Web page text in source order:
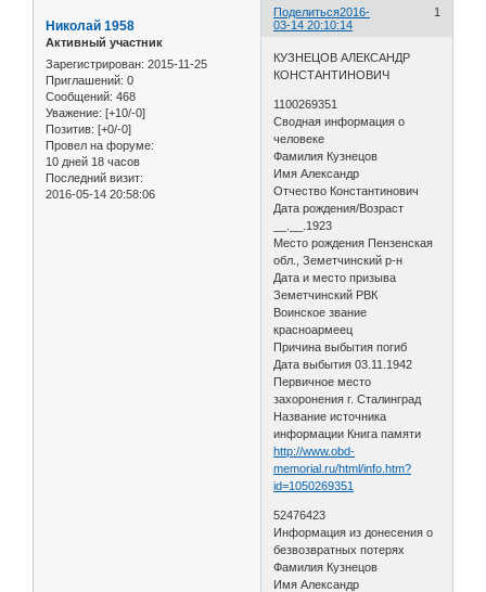
Поделиться 1
2016-
03-14 20:10:14
Николай 1958
Активный участник
Зарегистрирован: 2015-11-25
Приглашений: 0
Сообщений: 468
Уважение: [+10/-0]
Позитив: [+0/-0]
Провел на форуме:
10 дней 18 часов
Последний визит:
2016-05-14 20:58:06
КУЗНЕЦОВ АЛЕКСАНДР
КОНСТАНТИНОВИЧ
1100269351
Сводная информация о
человеке
Фамилия Кузнецов
Имя Александр
Отчество Константинович
Дата рождения/Возраст
__.__.1923
Место рождения Пензенская
обл., Земетчинский р-н
Дата и место призыва
Земетчинский РВК
Воинское звание
красноармеец
Причина выбытия погиб
Дата выбытия 03.11.1942
Первичное место
захоронения г. Сталинград
Название источника
информации Книга памяти
http://www.obd-
memorial.ru/html/info.htm?
id=1050269351
52476423
Информация из донесения о
безвозвратных потерях
Фамилия Кузнецов
Имя Александр